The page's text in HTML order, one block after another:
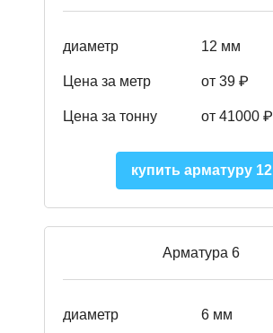
диаметр 12 мм
Цена за метр от 39 ₽
Цена за тонну от 41000 ₽
купить арматуру 12
Арматура 6
диаметр 6 мм